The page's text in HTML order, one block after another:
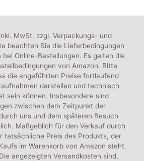
MwSt. zzgl. Verpackungs- und
beachten Sie die Lieferbedingungen
bei Online-Bestellungen. Es gelten die
von Amazon. Bitte
die angeführten Preise fortlaufend
darstellen und technisch
sein können. Insbesondere sind
zwischen dem Zeitpunkt der
uns und dem späteren Besuch
Maßgeblich für den Verkauf durch
tatsächliche Preis des Produkts, der
im Warenkorb von Amazon steht.
Die angezeigten Versandkosten sind,